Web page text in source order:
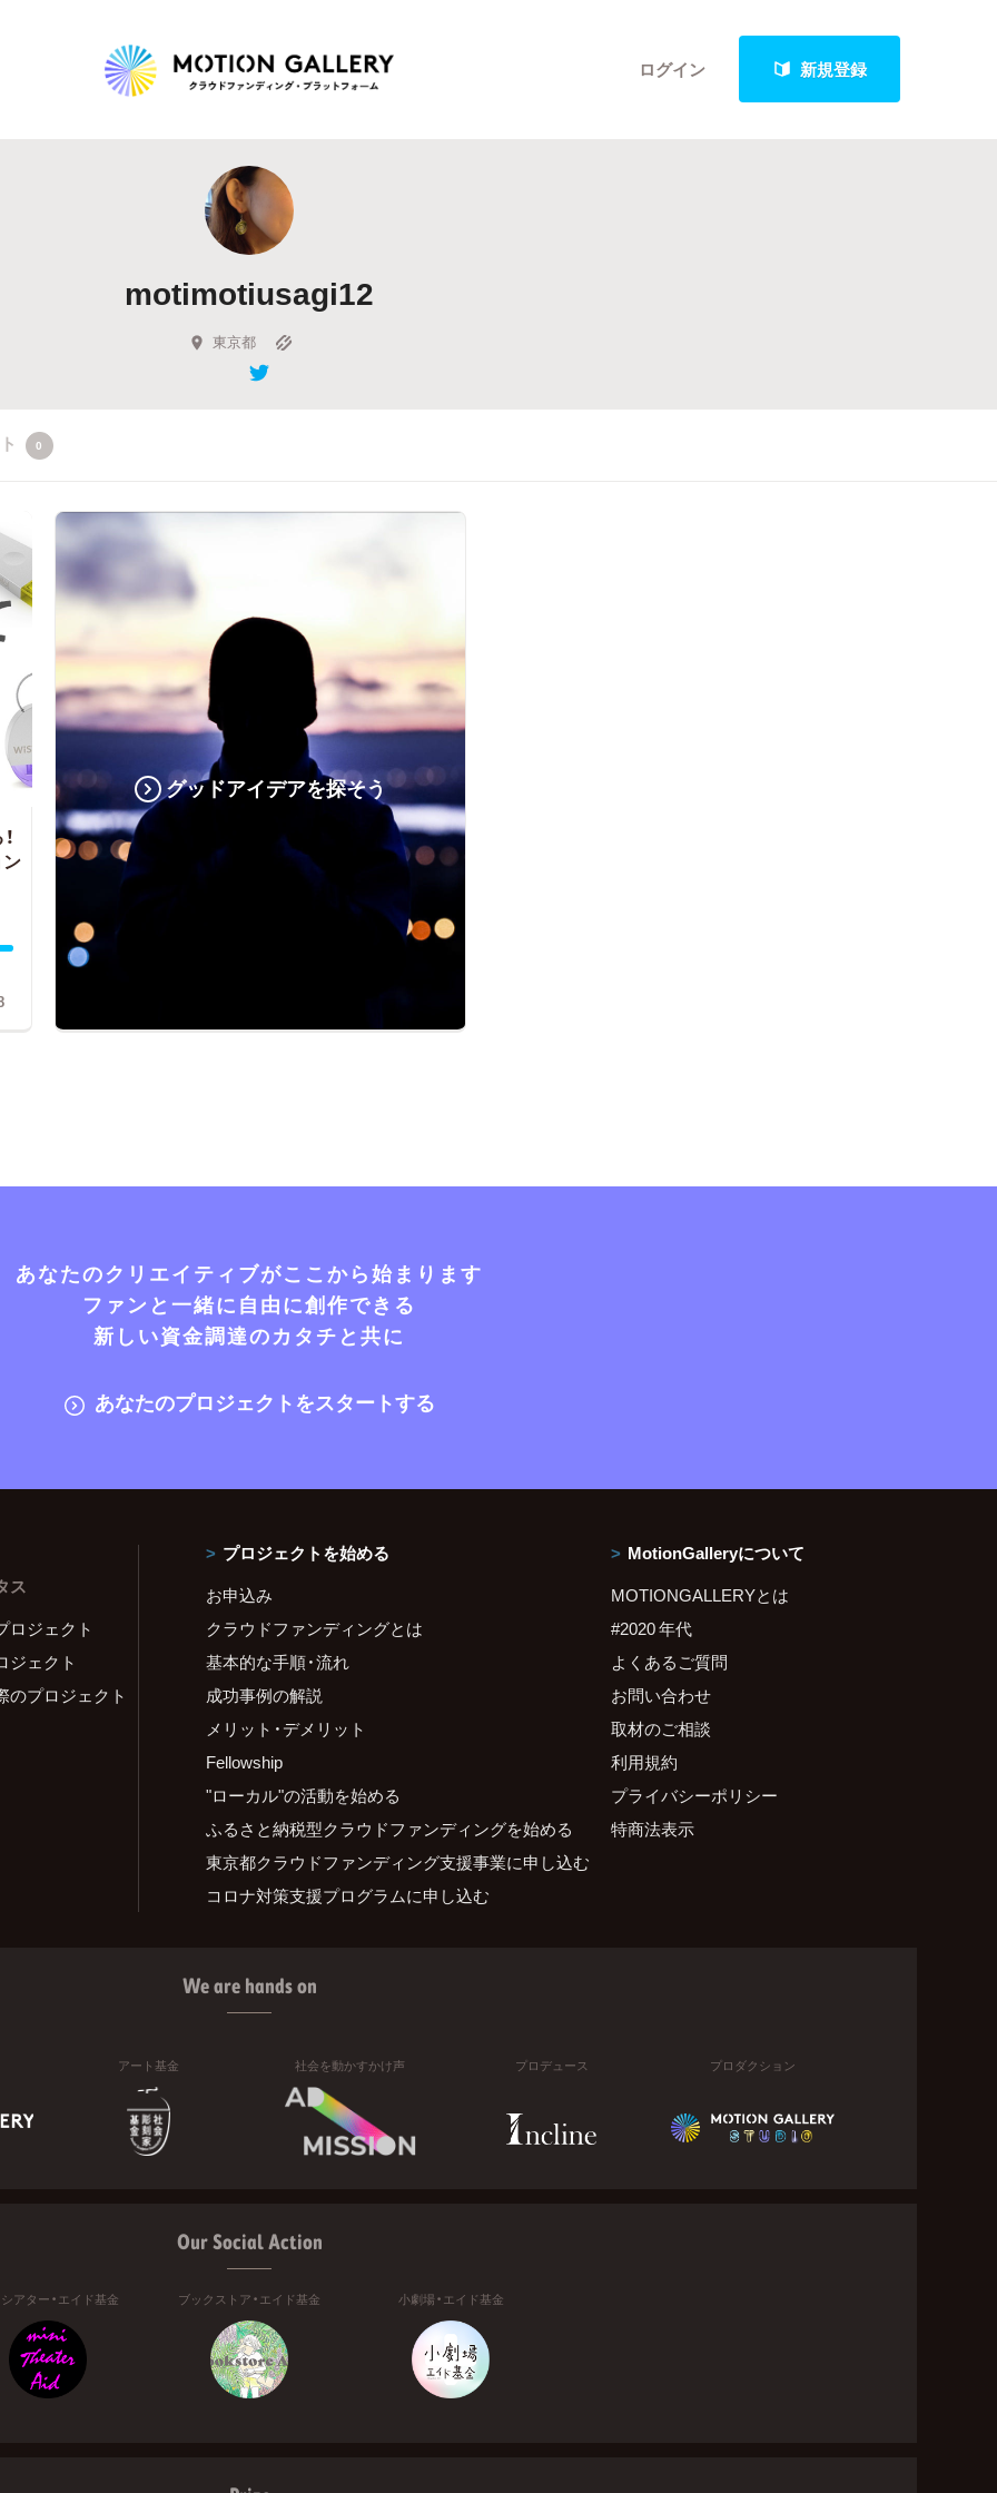
ログイン 新規登録
Highlight
新着プロジェクト
Feature
キュレーターから探す
motimotiusagi12
東京都
0
グッドアイデアを探そう
あなたのクリエイティブがここから始まります
ファンと一緒に自由に創作できる
新しい資金調達のカタチと共に
あなたのプロジェクトをスタートする
ス
ロジェクト
ジェクト
のプロジェクト
プロジェクトを始める
お申込み
クラウドファンディングとは
基本的な手順・流れ
成功事例の解説
メリット・デメリット
Fellowship
"ローカル"の活動を始める
ふるさと納税型クラウドファンディングを始める
東京都クラウドファンディング支援事業に申し込む
コロナ対策支援プログラムに申し込む
MotionGalleryについて
MOTIONGALLERYとは
#2020 年代
よくあるご質問
お問い合わせ
取材のご相談
利用規約
プライバシーポリシー
特商法表示
We are hands on
アート基金 社会を動かすかけ声 プロデュース プロダクション
Our Social Action
アター・エイド基金 ブックストア・エイド基金 小劇場・エイド基金